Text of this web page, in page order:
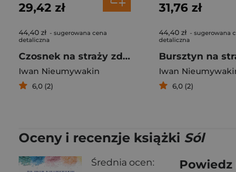
29,42 zł
44,40 zł - sugerowana cena
detaliczna
Czosnek na straży zdrowia
Iwan Nieumywakin
6,0 (2)
31,76 zł
44,40 zł - sugerowana
detaliczna
Iwan
6,0 (2)
Oceny i recenzje książki Sól
Średnia ocen: Powiedz